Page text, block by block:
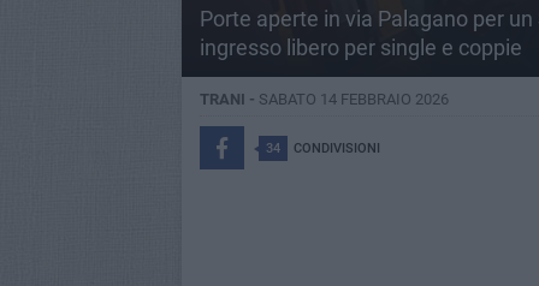
Porte aperte in via Palagano per
ingresso libero per single e coppie
TRANI - SABATO 14 FEBBRAIO 2026
34 CONDIVISIONI